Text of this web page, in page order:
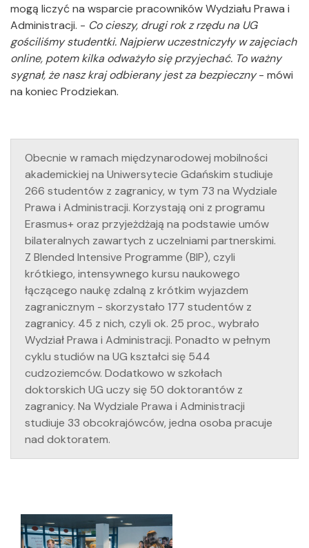
mogą liczyć na wsparcie pracowników Wydziału Prawa i
Administracji. - Co cieszy, drugi rok z rzędu na UG
gościliśmy studentki. Najpierw uczestniczyły w zajęciach
online, potem kilka odważyło się przyjechać. To ważny
sygnał, że nasz kraj odbierany jest za bezpieczny- mówi
na koniec Prodziekan.
Obecnie w ramach międzynarodowej mobilności
akademickiej na Uniwersytecie Gdańskim studiuje
266 studentów z zagranicy, w tym 73 na Wydziale
Prawa i Administracji. Korzystają oni z programu
Erasmus+ oraz przyjeżdżają na podstawie umów
bilateralnych zawartych z uczelniami partnerskimi.
Z Blended Intensive Programme (BIP), czyli
krótkiego, intensywnego kursu naukowego
łączącego naukę zdalną z krótkim wyjazdem
zagranicznym - skorzystało 177 studentów z
zagranicy. 45 z nich, czyli ok. 25 proc., wybrało
Wydział Prawa i Administracji. Ponadto w pełnym
cyklu studiów na UG kształci się 544
cudzoziemców. Dodatkowo w szkołach
doktorskich UG uczy się 50 doktorantów z
zagranicy. Na Wydziale Prawa i Administracji
studiuje 33 obcokrajówców, jedna osoba pracuje
nad doktoratem.